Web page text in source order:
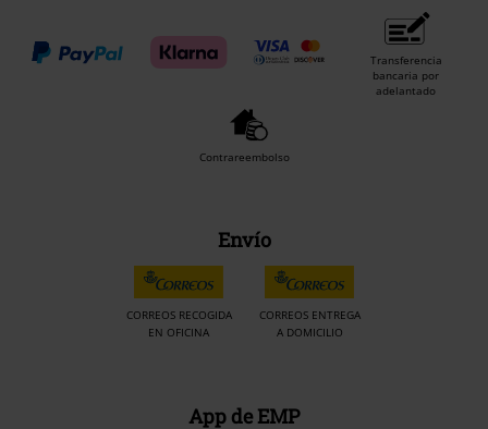
Transferencia
bancaria por
adelantado
Contrareembolso
Envío
CORREOS RECOGIDA
EN OFICINA
CORREOS ENTREGA
A DOMICILIO
App de EMP